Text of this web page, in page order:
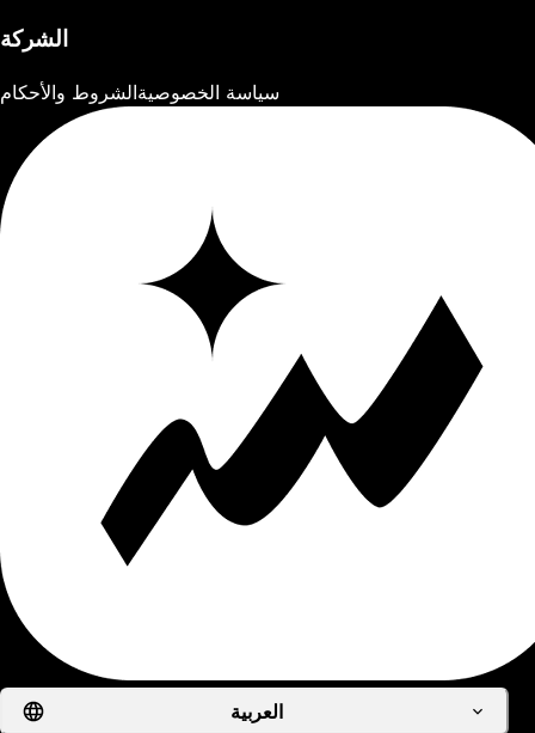
الشركة
سياسة الخصوصيةالشروط والأحكام
العربية